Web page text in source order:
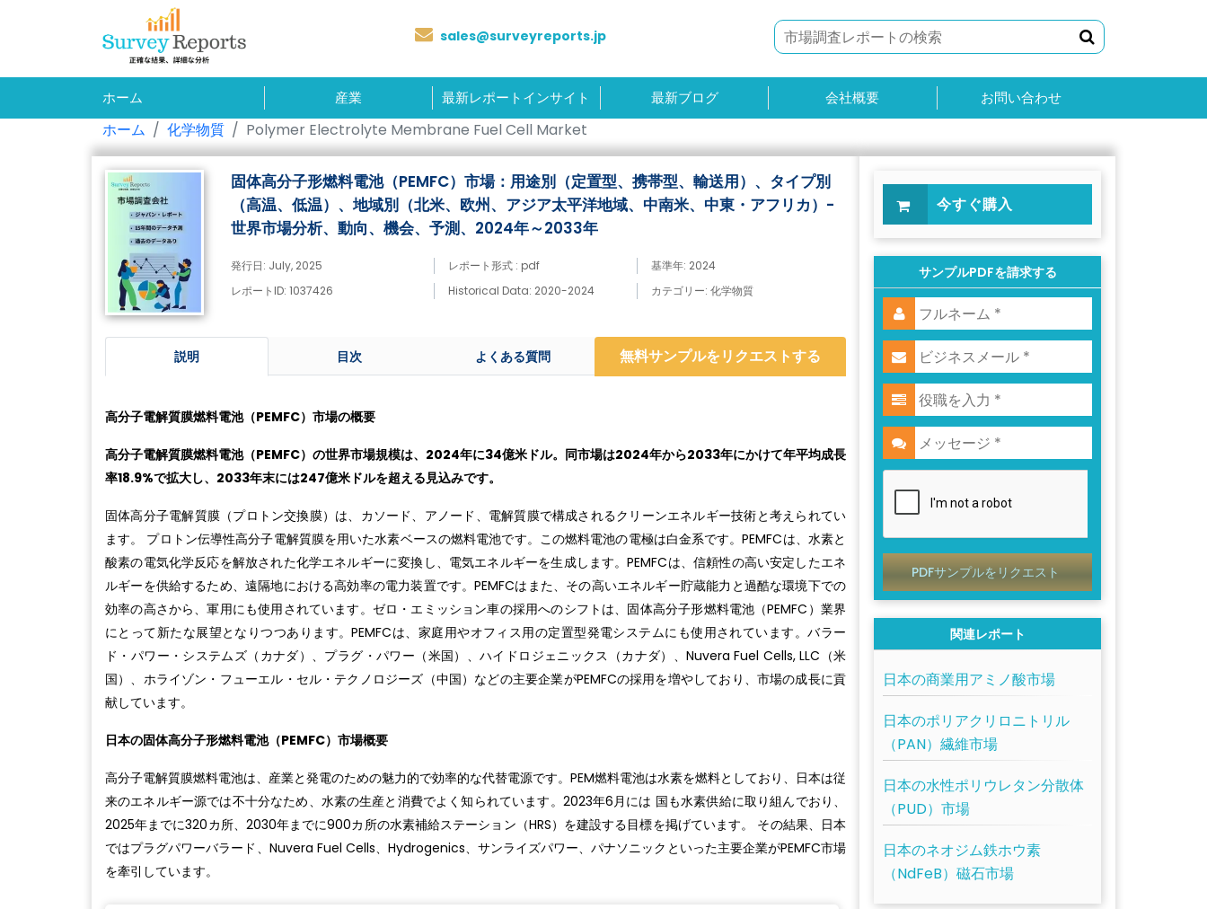
sales@surveyreports.jp
ホーム 産業 最新レポートインサイト 最新ブログ 会社概要 お問い合わせ
ホーム 化学物質 Polymer Electrolyte Membrane Fuel Cell Market
固体高分子形燃料電池（PEMFC）市場：用途別（定置型、携帯型、輸送用）、タイプ別
（高温、低温）、地域別（北米、欧州、アジア太平洋地域、中南米、中東・アフリカ）-
世界市場分析、動向、機会、予測、2024年～2033年
発行日: July, 2025 レポート形式 : pdf
基準年: 2024
レポートID: 1037426
Historical Data: 2020-2024 カテゴリー: 化学物質
説明 目次 よくある質問 無料サンプルをリクエストする
高分子電解質膜燃料電池（PEMFC）市場の概要
高分子電解質膜燃料電池（PEMFC）の世界市場規模は、2024年に34億米ドル。同市場は2024年から2033年にかけて年平均成長
率18.9%で拡大し、2033年末には247億米ドルを超える見込みです。
固体高分子電解質膜（プロトン交換膜）は、カソード、アノード、電解質膜で構成されるクリーンエネルギー技術と考えられてい
ます。 プロトン伝導性高分子電解質膜を用いた水素ベースの燃料電池です。この燃料電池の電極は白金系です。PEMFCは、水素と
酸素の電気化学反応を解放された化学エネルギーに変換し、電気エネルギーを生成します。PEMFCは、信頼性の高い安定したエネ
ルギーを供給するため、遠隔地における高効率の電力装置です。PEMFCはまた、その高いエネルギー貯蔵能力と過酷な環境下での
効率の高さから、軍用にも使用されています。ゼロ・エミッション車の採用へのシフトは、固体高分子形燃料電池（PEMFC）業界
にとって新たな展望となりつつあります。PEMFCは、家庭用やオフィス用の定置型発電システムにも使用されています。バラー
ド・パワー・システムズ（カナダ）、プラグ・パワー（米国）、ハイドロジェニックス（カナダ）、Nuvera Fuel Cells, LLC（米
国）、ホライゾン・フューエル・セル・テクノロジーズ（中国）などの主要企業がPEMFCの採用を増やしており、市場の成長に貢
献しています。
日本の固体高分子形燃料電池（PEMFC）市場概要
高分子電解質膜燃料電池は、産業と発電のための魅力的で効率的な代替電源です。PEM燃料電池は水素を燃料としており、日本は従
来のエネルギー源では不十分なため、水素の生産と消費でよく知られています。2023年6月には 国も水素供給に取り組んでおり、
2025年までに320カ所、2030年までに900カ所の水素補給ステーション（HRS）を建設する目標を掲げています。 その結果、日本
ではプラグパワーバラード、Nuvera Fuel Cells、Hydrogenics、サンライズパワー、パナソニックといった主要企業がPEMFC市場
を牽引しています。
今すぐ購入
サンプルPDFを請求する
PDFサンプルをリクエスト
関連レポート
日本の商業用アミノ酸市場
日本のポリアクリロニトリル
（PAN）繊維市場
日本の水性ポリウレタン分散体
（PUD）市場
日本のネオジム鉄ホウ素
（NdFeB）磁石市場